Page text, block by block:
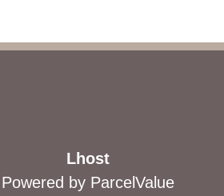
Lhost
Powered by ParcelValue